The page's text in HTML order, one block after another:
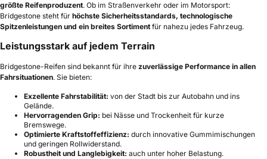
größte Reifenproduzent. Ob im Straßenverkehr oder im Motorsport:
Bridgestone steht für höchste Sicherheitsstandards, technologische
Spitzenleistungen und ein breites Sortiment für nahezu jedes Fahrzeug.
Leistungsstark auf jedem Terrain
Bridgestone-Reifen sind bekannt für ihre zuverlässige Performance in allen
Fahrsituationen. Sie bieten:
Exzellente Fahrstabilität: von der Stadt bis zur Autobahn und ins
Gelände.
Hervorragenden Grip: bei Nässe und Trockenheit für kurze
Bremswege.
Optimierte Kraftstoffeffizienz: durch innovative Gummimischungen
und geringen Rollwiderstand.
Robustheit und Langlebigkeit: auch unter hoher Belastung.